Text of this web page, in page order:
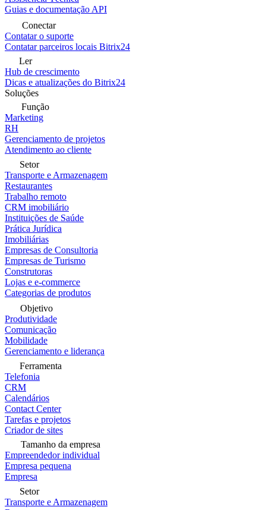
Guias e documentação API
Conectar
Contatar o suporte
Contatar parceiros locais Bitrix24
Ler
Hub de crescimento
Dicas e atualizações do Bitrix24
Soluções
Função
Marketing
RH
Gerenciamento de projetos
Atendimento ao cliente
Setor
Transporte e Armazenagem
Restaurantes
Trabalho remoto
CRM imobiliário
Instituições de Saúde
Prática Jurídica
Imobiliárias
Empresas de Consultoria
Empresas de Turismo
Construtoras
Lojas e e-commerce
Categorias de produtos
Objetivo
Produtividade
Comunicação
Mobilidade
Gerenciamento e liderança
Ferramenta
Telefonia
CRM
Calendários
Contact Center
Tarefas e projetos
Criador de sites
Tamanho da empresa
Empreendedor individual
Empresa pequena
Empresa
Setor
Transporte e Armazenagem